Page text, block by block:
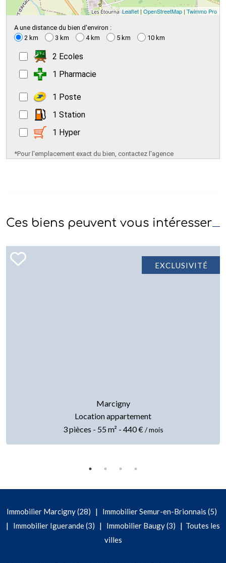
Leaflet | OpenStreetMap | Twimmo Pro
A une distance du bien d'environ :
2 km
3 km 4 km 5 km 10 km
2 Ecoles
1 Pharmacie
1 Poste
1 Station
1 Hyper
*Pour l'emplacement exact du bien, contactez l'agence
Ces biens peuvent vous intéresser
EXCLUSIVITÉ
Marcigny
Location appartement
3 pièces - 55 m² - 440 €/ mois
Immobilier Marcigny (28) | Immobilier Semur-en-Brionnais (5)
| Immobilier Iguerande (3) | Immobilier Baugy (3) | Toutes les
villes